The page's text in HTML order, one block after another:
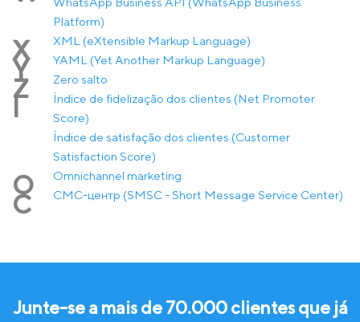
Platform)
X XML (eXtensible Markup Language)
Y YAML (Yet Another Markup Language)
Z Zero salto
Í
Índice de fidelização dos clientes (Net Promoter
Score)
Índice de satisfação dos clientes (Customer
Satisfaction Score)
О Оmnichannel marketing
С СМС-центр (SMSC - Short Message Service Center)
Junte-se a mais de 70.000 clientes que já